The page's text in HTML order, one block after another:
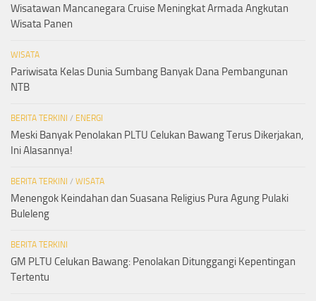
Wisatawan Mancanegara Cruise Meningkat Armada Angkutan
Wisata Panen
WISATA
Pariwisata Kelas Dunia Sumbang Banyak Dana Pembangunan
NTB
BERITA TERKINI / ENERGI
Meski Banyak Penolakan PLTU Celukan Bawang Terus Dikerjakan,
Ini Alasannya!
BERITA TERKINI / WISATA
Menengok Keindahan dan Suasana Religius Pura Agung Pulaki
Buleleng
BERITA TERKINI
GM PLTU Celukan Bawang: Penolakan Ditunggangi Kepentingan
Tertentu